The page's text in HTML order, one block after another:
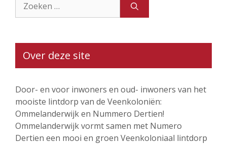
naar:
Over deze site
Door- en voor inwoners en oud- inwoners van het
mooiste lintdorp van de Veenkoloniën:
Ommelanderwijk en Nummero Dertien!
Ommelanderwijk vormt samen met Numero
Dertien een mooi en groen Veenkoloniaal lintdorp